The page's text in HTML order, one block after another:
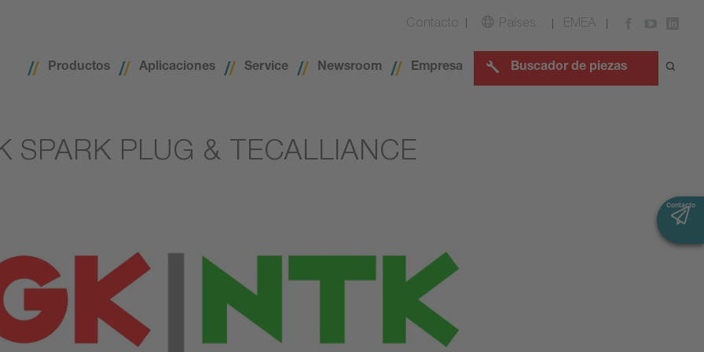
Contacto Países EMEA
Productos Aplicaciones Service Newsroom Empresa Buscador de piezas
SPARK PLUG & TECALLIANCE
Contacto